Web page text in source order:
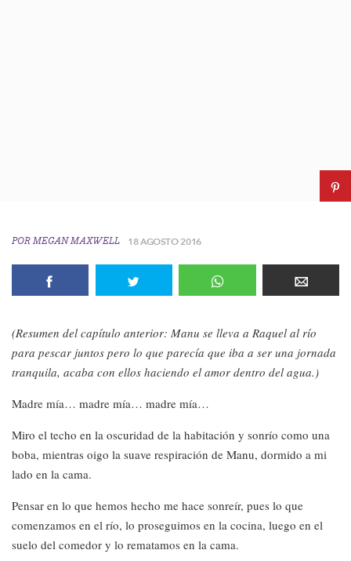
POR MEGAN MAXWELL 18 AGOSTO 2016
(Resumen del capítulo anterior: Manu se lleva a Raquel al río
para pescar juntos pero lo que parecía que iba a ser una jornada
tranquila, acaba con ellos haciendo el amor dentro del agua.)
Madre mía… madre mía… madre mía…
Miro el techo en la oscuridad de la habitación y sonrío como una
boba, mientras oigo la suave respiración de Manu, dormido a mi
lado en la cama.
Pensar en lo que hemos hecho me hace sonreír, pues lo que
comenzamos en el río, lo proseguimos en la cocina, luego en el
suelo del comedor y lo rematamos en la cama.